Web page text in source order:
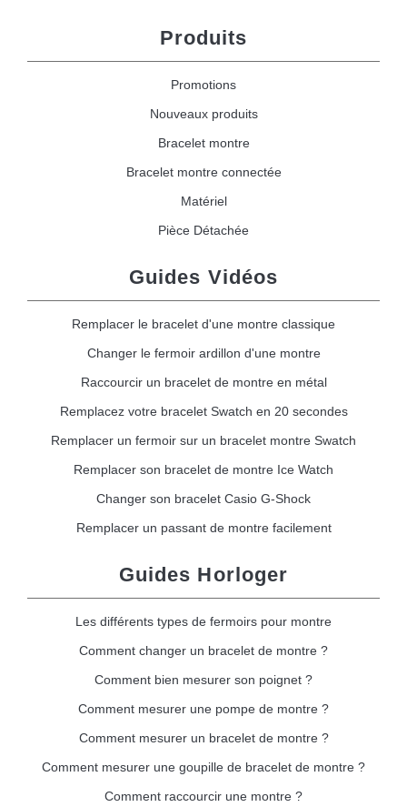
Produits
Promotions
Nouveaux produits
Bracelet montre
Bracelet montre connectée
Matériel
Pièce Détachée
Guides Vidéos
Remplacer le bracelet d'une montre classique
Changer le fermoir ardillon d'une montre
Raccourcir un bracelet de montre en métal
Remplacez votre bracelet Swatch en 20 secondes
Remplacer un fermoir sur un bracelet montre Swatch
Remplacer son bracelet de montre Ice Watch
Changer son bracelet Casio G-Shock
Remplacer un passant de montre facilement
Guides Horloger
Les différents types de fermoirs pour montre
Comment changer un bracelet de montre ?
Comment bien mesurer son poignet ?
Comment mesurer une pompe de montre ?
Comment mesurer un bracelet de montre ?
Comment mesurer une goupille de bracelet de montre ?
Comment raccourcir une montre ?